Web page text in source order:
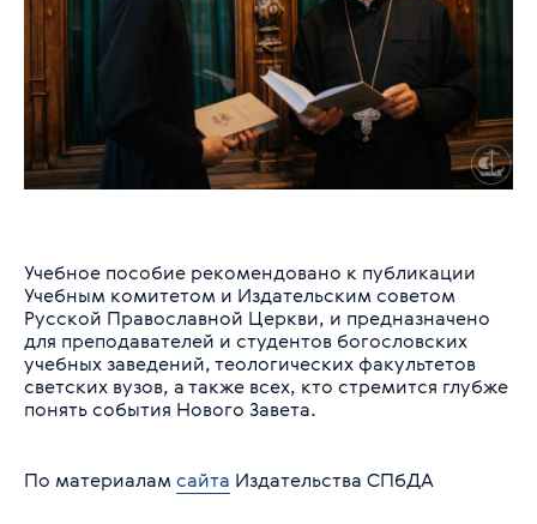
Учебное пособие рекомендовано к публикации
Учебным комитетом и Издательским советом
Русской Православной Церкви, и предназначено
для преподавателей и студентов богословских
учебных заведений, теологических факультетов
светских вузов, а также всех, кто стремится глубже
понять события Нового Завета.
По материалам сайта Издательства СПбДА